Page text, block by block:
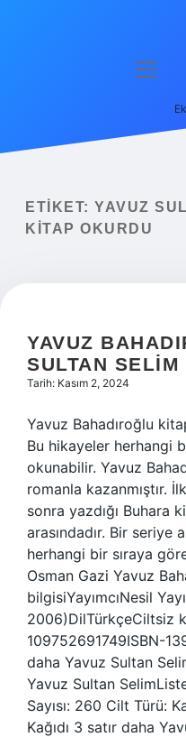
Yasal Uyarı
menüyü
ETIKET: YAVUZ
KITAP OKURDU
YAVUZ
SULTAN SELIM
Tarih: Kasım 2, 2024
Yavuz Bahadıroğlu
Bu hikayeler herhangi
okunabilir. Yavuz
romanla kazanmıştır.
sonra yazdığı Buhara
arasındadır. Bir
herhangi bir sıraya
Osman Gazi Yavuz
bilgisiYayımcıNesil
2006)DilTürkçeCiltsiz
109752691749ISBN-
daha Yavuz Sultan
Yavuz Sultan
Sayısı: 260 Cilt Türü:
Kağıdı 3 satır daha